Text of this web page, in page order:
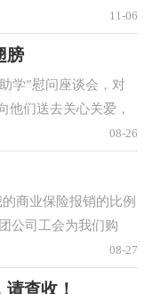
同。巡视组通过听取
11-06
膀
学”慰问座谈会，对
他们送去关心关爱，
会主席张善俊、相关
08-26
商业保险报销的比例
公司工会为我们购
压力，让我感受到了08-27
查收！